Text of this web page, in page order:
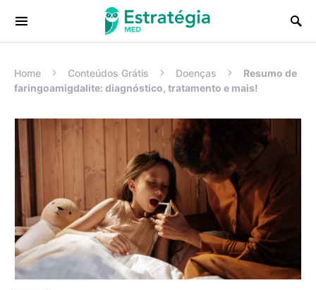
Procurar:
Home Conteúdos Grátis Doenças
Resumo de
faringoamigdalite: diagnóstico, tratamento e mais!